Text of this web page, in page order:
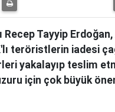
Recep Tayyip
teröristlerin iadesi
yakalayıp teslim
için çok büyük